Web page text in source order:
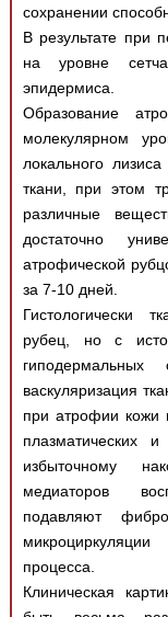
сохранении
В результате при
на уровне
эпидермиса.
Образование
молекулярном
локального
ткани, при этом
различные
достаточно
атрофической
за 7-10 дней.
Гистологически
рубец, но с
васкуляризация
при атрофии кожи
плазматических
избыточному
медиаторов
подавляют
микроциркуляции
процесса.
Клиническая